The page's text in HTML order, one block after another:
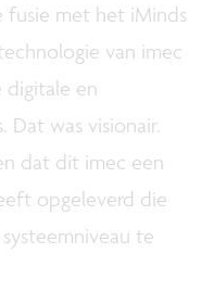
fusie met het iMinds
van imec
digitale en
Dat was visionair.
dat dit imec een
opgeleverd die
te